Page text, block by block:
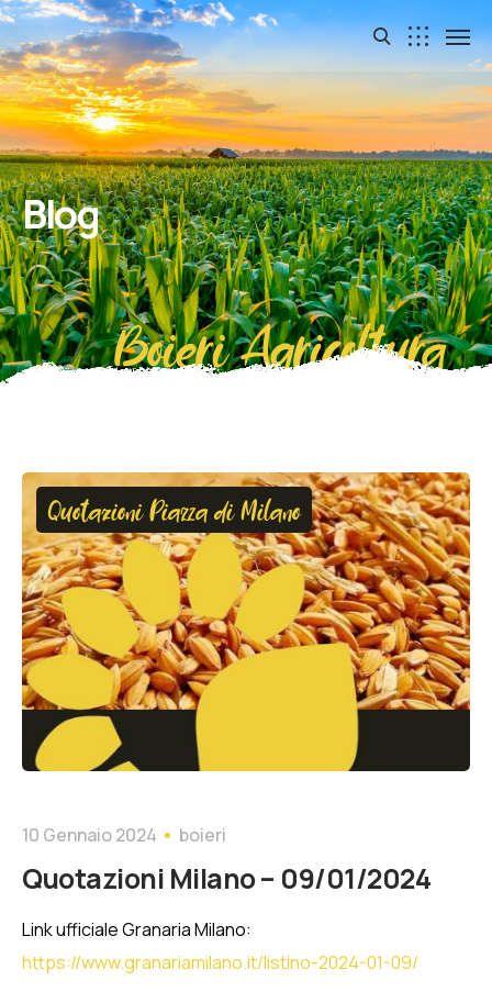
Blog
Boieri Agricoltura
Quotazioni Piazza di Milano
10 Gennaio 2024 boieri
Quotazioni Milano – 09/01/2024
Link ufficiale Granaria Milano:
https://www.granariamilano.it/listino-2024-01-09/